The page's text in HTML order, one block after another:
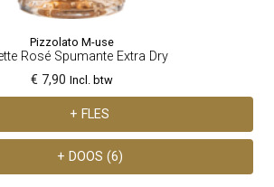
Pizzolato M-use
Rosé Spumante Extra Dry
€ 7,90 Incl. btw
+ FLES
+ DOOS (6)